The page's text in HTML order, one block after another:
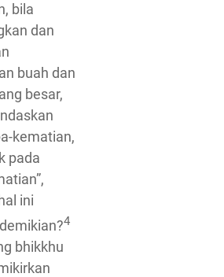
bila
dan
buah dan
besar,
kematian,
pada
ini
4
bhikkhu